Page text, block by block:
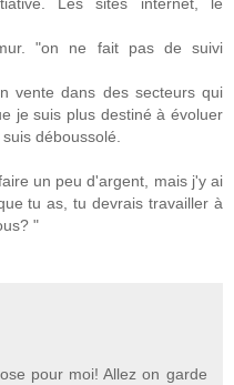
"on ne fait pas de suivi
vente dans des secteurs qui
je suis plus destiné à évoluer
déboussolé.
un peu d'argent, mais j'y ai
tu as, tu devrais travailler à
"
pour moi! Allez on garde